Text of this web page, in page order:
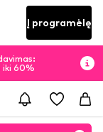
Į programėlę
iki 60%